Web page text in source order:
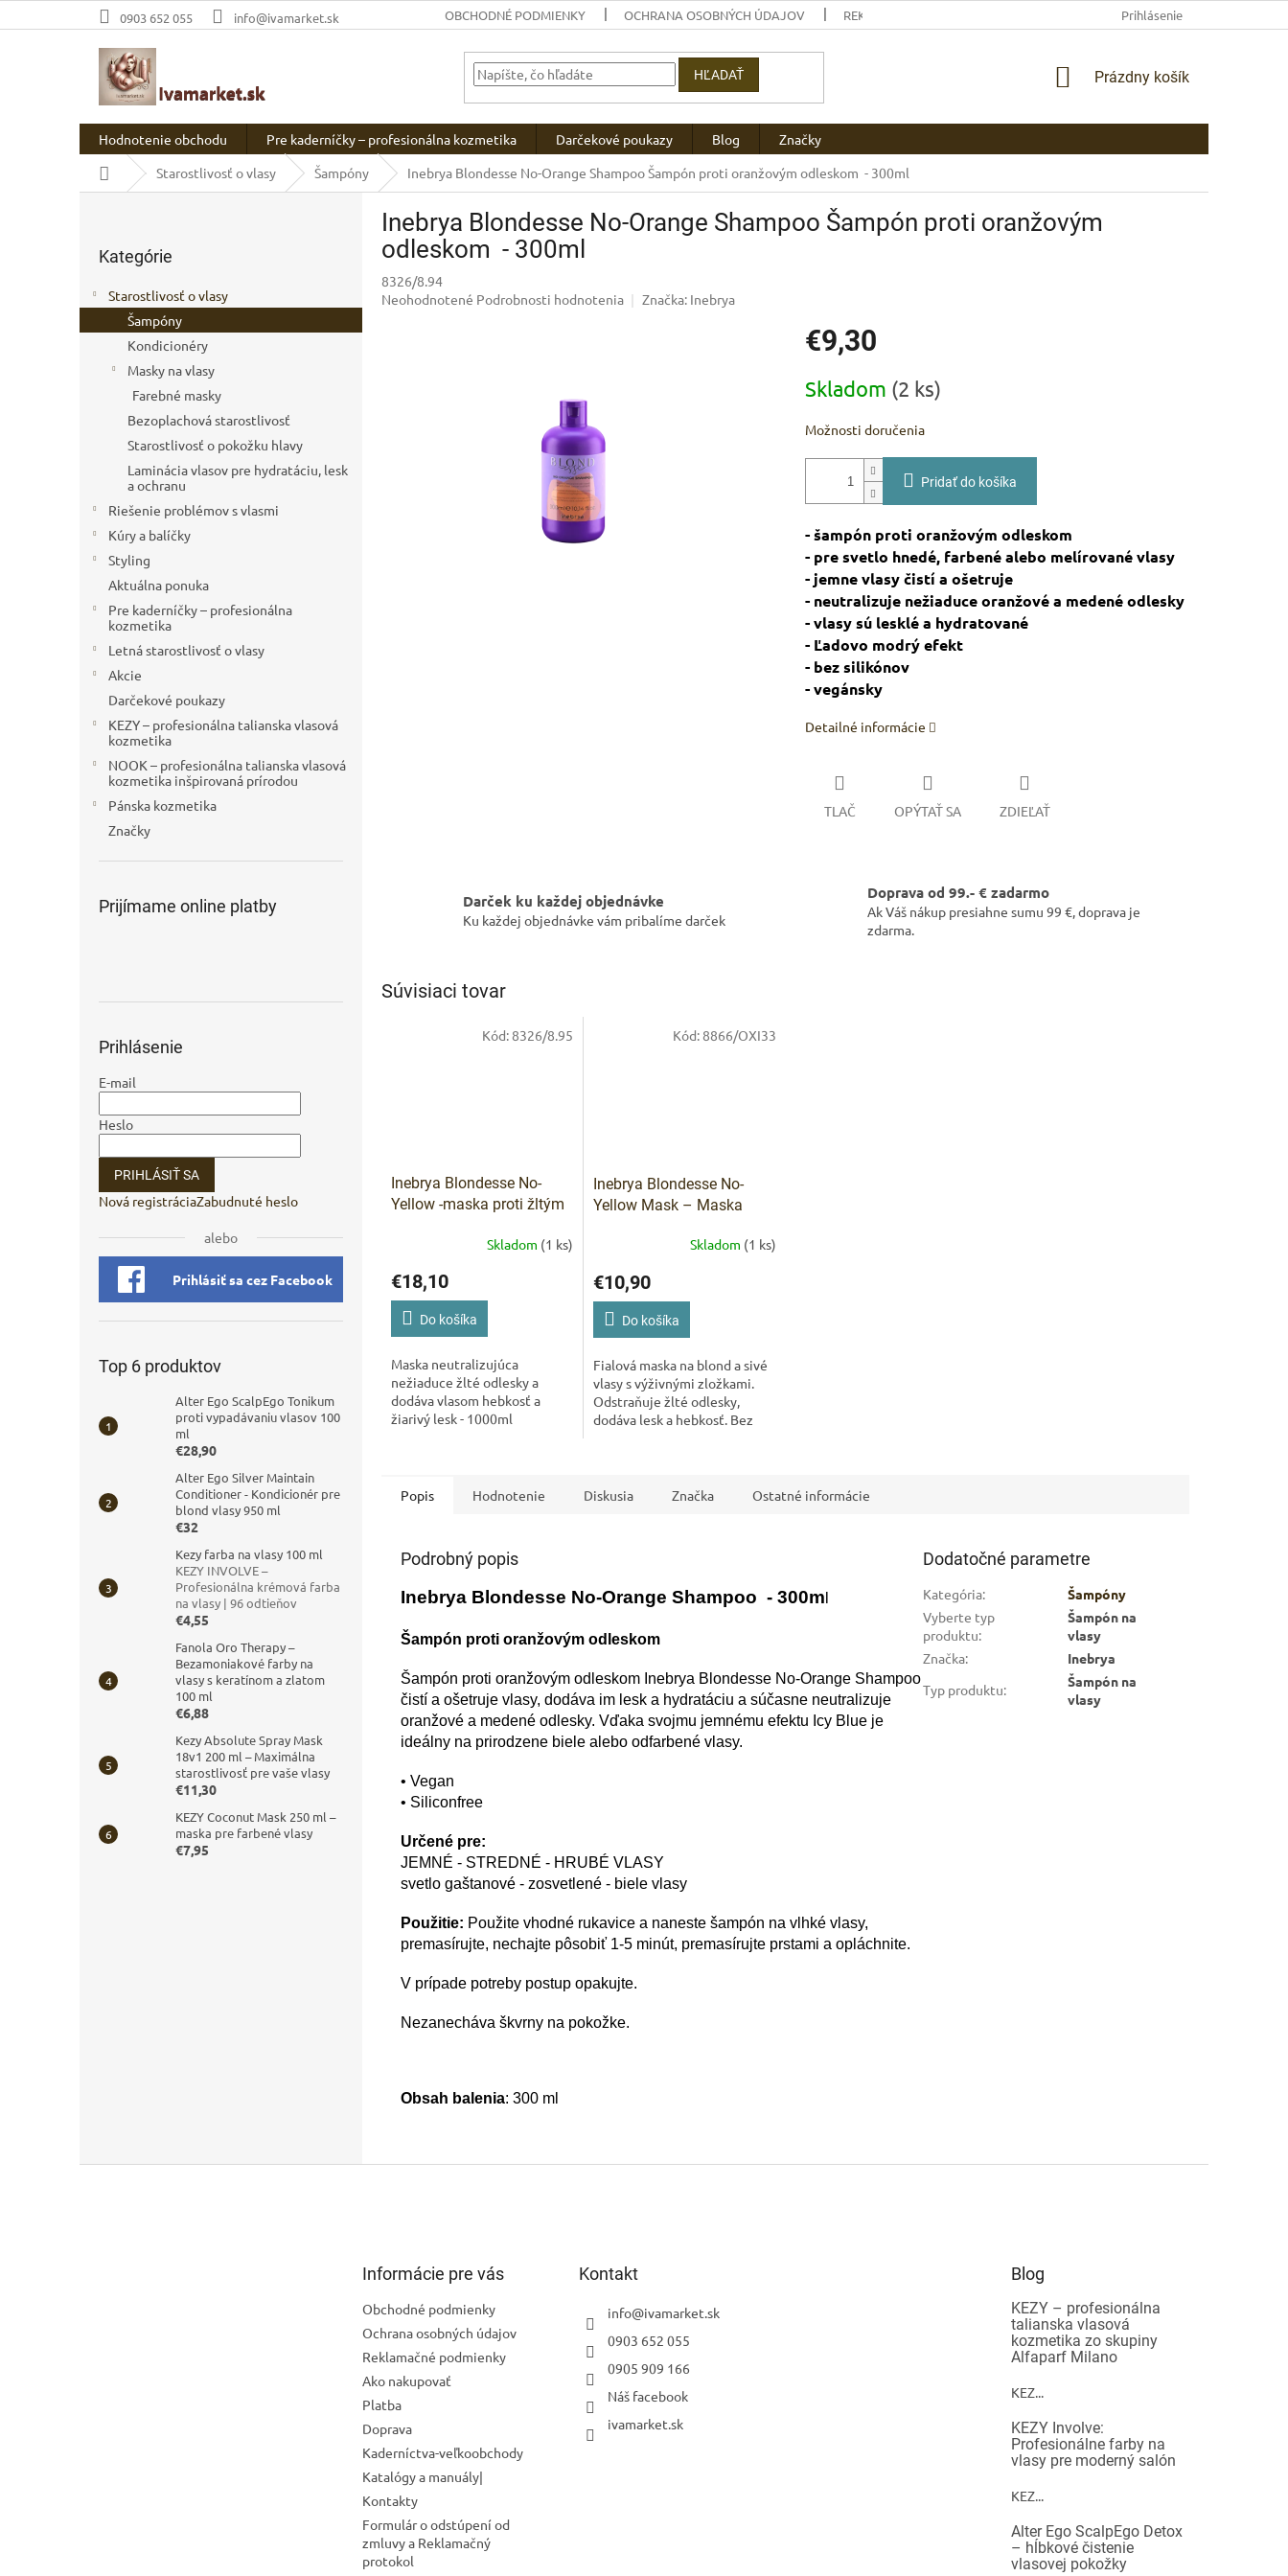
na
0903 652 055 info@ivamarket.sk OBCHODNÉ PODMIENKY OCHRANA OSOBNÝCH ÚDAJOV REKLAMAČNÉ PODMIENKY AKO NAKUPOVAŤ PLATBA
Prihlásenie
HĽADAŤ
NÁKUPNÝ
Prázdny košík
Hodnotenie obchodu Pre kaderníčky – profesionálna kozmetika Darčekové poukazy Blog
Značky
DomovStarostlivosť o vlasy Šampóny Inebrya Blondesse No-Orange Shampoo Šampón proti oranžovým odleskom - 300ml
p
a
kategórie
Kategórie
Starostlivosť o vlasy
Šampóny
Kondicionéry
Masky na vlasy
Farebné masky
Bezoplachová starostlivosť
Starostlivosť o pokožku hlavy
Laminácia vlasov pre hydratáciu, lesk
a ochranu
Riešenie problémov s vlasmi
Kúry a balíčky
Styling
Aktuálna ponuka
Pre kaderníčky – profesionálna
kozmetika
Letná starostlivosť o vlasy
Akcie
Darčekové poukazy
KEZY – profesionálna talianska vlasová
kozmetika
NOOK – profesionálna talianska vlasová
kozmetika inšpirovaná prírodou
Pánska kozmetika
Značky
Prijímame online platby
Prihlásenie
E-mail
Heslo
PRIHLÁSIŤ SA
Nová registráciaZabudnuté heslo
alebo
Prihlásiť sa cez Facebook
Top 6 produktov
Alter Ego ScalpEgo Tonikum
proti vypadávaniu vlasov 100
ml
€28,90
Alter Ego Silver Maintain
Conditioner - Kondicionér pre
blond vlasy 950 ml
€32
Kezy farba na vlasy 100 ml
KEZY INVOLVE –
Profesionálna krémová farba
na vlasy | 96 odtieňov
€4,55
Fanola Oro Therapy –
Bezamoniakové farby na
vlasy s keratínom a zlatom
100 ml
€6,88
Kezy Absolute Spray Mask
18v1 200 ml – Maximálna
starostlivosť pre vaše vlasy
€11,30
KEZY Coconut Mask 250 ml –
maska pre farbené vlasy
€7,95
Inebrya Blondesse No-Orange Shampoo Šampón proti oranžovým
odleskom - 300ml
8326/8.94
Priemerné
Neohodnotené Podrobnosti hodnotenia Značka: Inebrya
€9,30
cena:
Skladom (2 ks)
Možnosti doručenia
Pridať do košíka
- šampón proti oranžovým odleskom
- pre svetlo hnedé, farbené alebo melírované vlasy
- jemne vlasy čistí a ošetruje
- neutralizuje nežiaduce oranžové a medené odlesky
- vlasy sú lesklé a hydratované
- Ľadovo modrý efekt
- bez silikónov
- vegánsky
Detailné informácie
TLAČ OPÝTAŤ SA ZDIEĽAŤ
Darček ku každej objednávke
Ku každej objednávke vám pribalíme darček
Doprava od 99.- € zadarmo
Ak Váš nákup presiahne sumu 99 €, doprava je
zdarma.
Súvisiaci tovar
Inebrya Blondesse No-
Yellow -maska proti žltým
Skladom (1 ks)
€18,10
Do košíka
Maska neutralizujúca
nežiaduce žlté odlesky a
dodáva vlasom hebkosť a
žiarivý lesk - 1000ml
Kód:8326/8.95
Inebrya Blondesse No-
Yellow Mask – Maska
Skladom (1 ks)
€10,90
Do košíka
Fialová maska na blond a sivé
vlasy s výživnými zložkami.
Odstraňuje žlté odlesky,
dodáva lesk a hebkosť. Bez
Kód:8866/OXI33
Popis Hodnotenie Diskusia Značka Ostatné informácie
Podrobný popis
Inebrya Blondesse No-Orange Shampoo - 300m
Šampón proti oranžovým odleskom
Šampón proti oranžovým odleskom Inebrya Blondesse No-Orange Shampoo
čistí a ošetruje vlasy, dodáva im lesk a hydratáciu a súčasne neutralizuje
oranžové a medené odlesky. Vďaka svojmu jemnému efektu Icy Blue je
ideálny na prirodzene biele alebo odfarbené vlasy.
• Vegan
• Siliconfree
Určené pre:
JEMNÉ - STREDNÉ - HRUBÉ VLASY
svetlo gaštanové - zosvetlené - biele vlasy
Použitie: Použite vhodné rukavice a naneste šampón na vlhké vlasy,
premasírujte, nechajte pôsobiť 1-5 minút, premasírujte prstami a opláchnite.
V prípade potreby postup opakujte.
Nezanecháva škvrny na pokožke.
Obsah balenia: 300 ml
Dodatočné parametre
Kategória:
Šampóny
Vyberte typ
produktu:
Šampón na
vlasy
Značka:
Inebrya
Typ produktu:
Šampón na
vlasy
Informácie pre vás
Obchodné podmienky
Ochrana osobných údajov
Reklamačné podmienky
Ako nakupovať
Platba
Doprava
Kaderníctva-veľkoobchody
Katalógy a manuály|
Kontakty
Formulár o odstúpení od
zmluvy a Reklamačný
protokol
Kontakt
info@ivamarket.sk
0903 652 055
0905 909 166
Náš facebook
ivamarket.sk
Blog
KEZY – profesionálna
talianska vlasová
kozmetika zo skupiny
Alfaparf Milano
KEZ...
KEZY Involve:
Profesionálne farby na
vlasy pre moderný salón
KEZ...
Alter Ego ScalpEgo Detox
– hĺbkové čistenie
vlasovej pokožky